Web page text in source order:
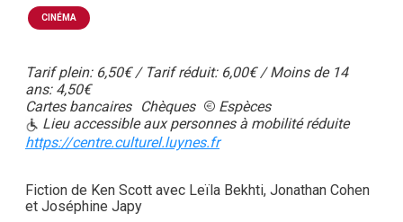
CINÉMA
Tarif plein: 6,50€ / Tarif réduit: 6,00€ / Moins de 14
ans: 4,50€
Cartes bancaires
Chèques
Espèces
Lieu accessible aux personnes à mobilité réduite
https://centre.culturel.luynes.fr
Fiction de Ken Scott avec Leïla Bekhti, Jonathan Cohen
et Joséphine Japy